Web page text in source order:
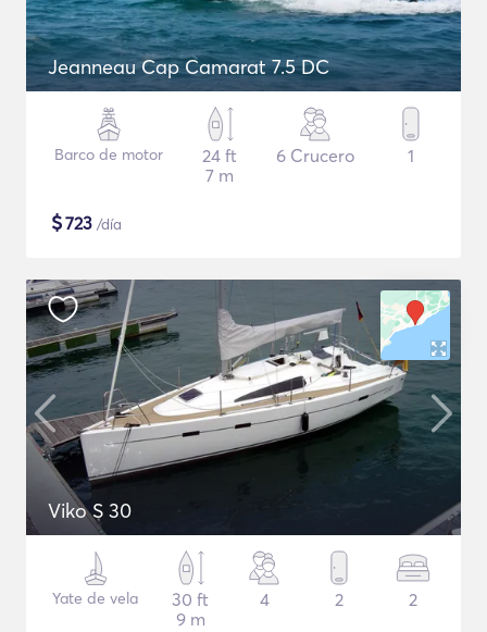
Jeanneau Cap Camarat 7.5 DC
Barco de motor
24 ft
7 m
6 Crucero 1
$723 /día
Viko S 30
Yate de vela
30 ft
9 m
4 2 2